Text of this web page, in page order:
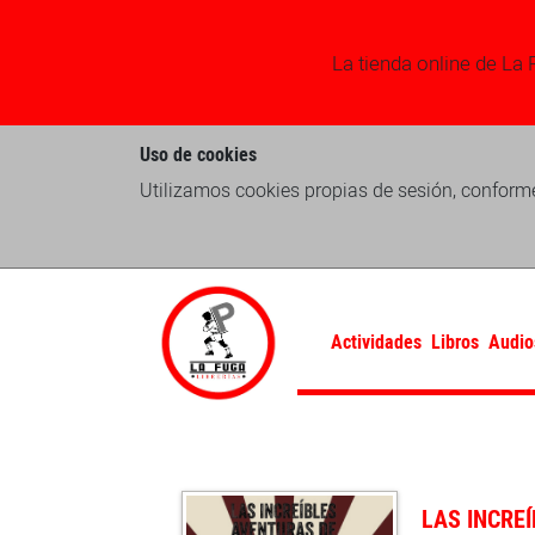
La tienda online de La
Uso de cookies
Utilizamos cookies propias de sesión,
Actividades Libros
LAS